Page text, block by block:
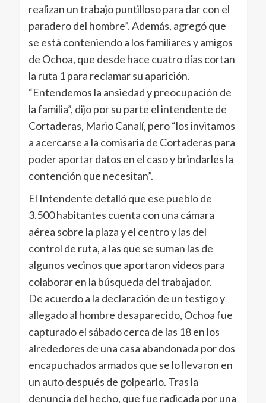
realizan un trabajo puntilloso para dar con el
paradero del hombre”. Además, agregó que
se está conteniendo a los familiares y amigos
de Ochoa, que desde hace cuatro días cortan
la ruta 1 para reclamar su aparición.
“Entendemos la ansiedad y preocupación de
la familia”, dijo por su parte el intendente de
Cortaderas, Mario Canalí, pero “los invitamos
a acercarse a la comisaria de Cortaderas para
poder aportar datos en el caso y brindarles la
contención que necesitan”.
El Intendente detalló que ese pueblo de
3.500 habitantes cuenta con una cámara
aérea sobre la plaza y el centro y las del
control de ruta, a las que se suman las de
algunos vecinos que aportaron videos para
colaborar en la búsqueda del trabajador.
De acuerdo a la declaración de un testigo y
allegado al hombre desaparecido, Ochoa fue
capturado el sábado cerca de las 18 en los
alrededores de una casa abandonada por dos
encapuchados armados que se lo llevaron en
un auto después de golpearlo. Tras la
denuncia del hecho, que fue radicada por una